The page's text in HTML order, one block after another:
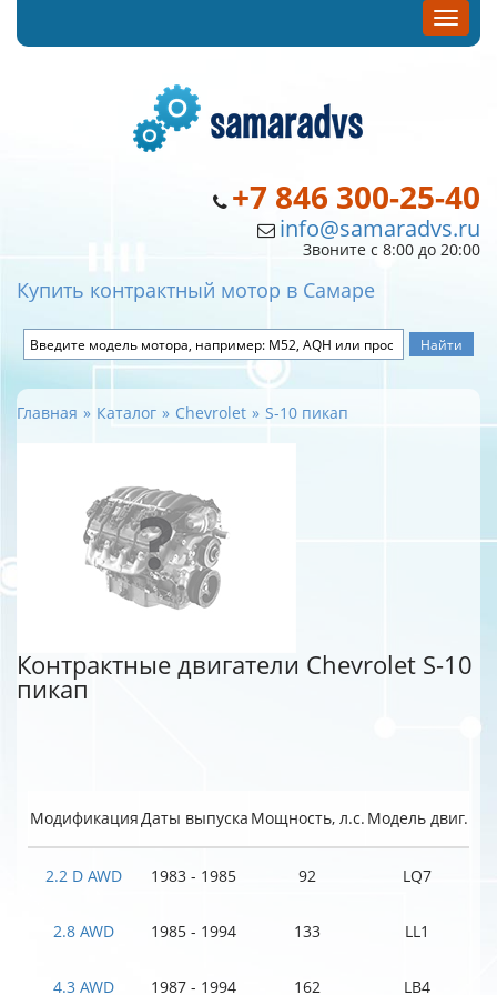
+7 846 300-25-40
info@samaradvs.ru
Звоните с 8:00 до 20:00
Купить контрактный мотор в Самаре
Главная Каталог Chevrolet S-10 пикап
Контрактные двигатели Chevrolet S-10
пикап
МодификацияДаты выпуска Мощность, л.с. Модель двиг.
2.2 D AWD 1983 - 1985 92 LQ7
2.8 AWD 1985 - 1994 133 LL1
4.3 AWD 1987 - 1994 162 LB4